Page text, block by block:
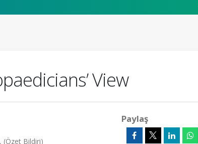
View
Bildiri)
Paylaş